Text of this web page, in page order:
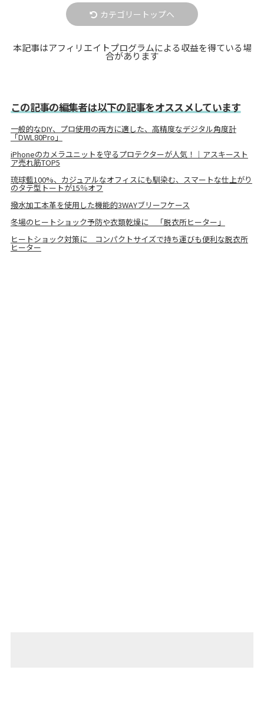
カテゴリートップへ
本記事はアフィリエイトプログラムによる収益を得ている場
合があります
この記事の編集者は以下の記事をオススメしています
一般的なDIY、プロ使用の両方に適した、高精度なデジタル角度計
「DWL80Pro」
iPhoneのカメラユニットを守るプロテクターが人気！｜アスキースト
ア売れ筋TOP5
琉球藍100%、カジュアルなオフィスにも馴染む、スマートな仕上がり
のタテ型トートが15％オフ
撥水加工本革を使用した機能的3WAYブリーフケース
冬場のヒートショック予防や衣類乾燥に 「脱衣所ヒーター」
ヒートショック対策に コンパクトサイズで持ち運びも便利な脱衣所
ヒーター